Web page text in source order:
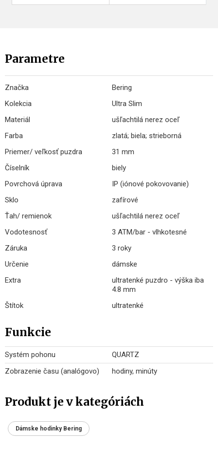
Parametre
Značka
Bering
Kolekcia
Ultra Slim
Materiál
ušľachtilá nerez oceľ
Farba
zlatá; biela; strieborná
Priemer/ veľkosť puzdra
31 mm
Číselník
biely
Povrchová úprava
IP (iónové pokovovanie)
Sklo
zafírové
Ťah/ remienok
ušľachtilá nerez oceľ
Vodotesnosť
3 ATM/bar - vlhkotesné
Záruka
3 roky
Určenie
dámske
Extra
ultratenké puzdro - výška iba
4.8 mm
Štítok
ultratenké
Funkcie
Systém pohonu
QUARTZ
Zobrazenie času (analógovo)
hodiny, minúty
Produkt je v kategóriách
Dámske hodinky Bering